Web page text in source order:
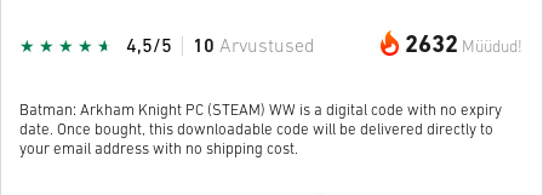
2632 Müüdud!
4,5/5 10 Arvustused
Batman: Arkham Knight PC (STEAM) WW is a digital code with no expiry
date. Once bought, this downloadable code will be delivered directly to
your email address with no shipping cost.